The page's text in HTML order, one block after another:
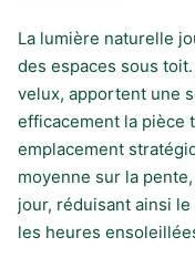
La lumière naturelle
des espaces sous
velux, apportent une
efficacement la pièce
emplacement
moyenne sur la
jour, réduisant ainsi
les heures